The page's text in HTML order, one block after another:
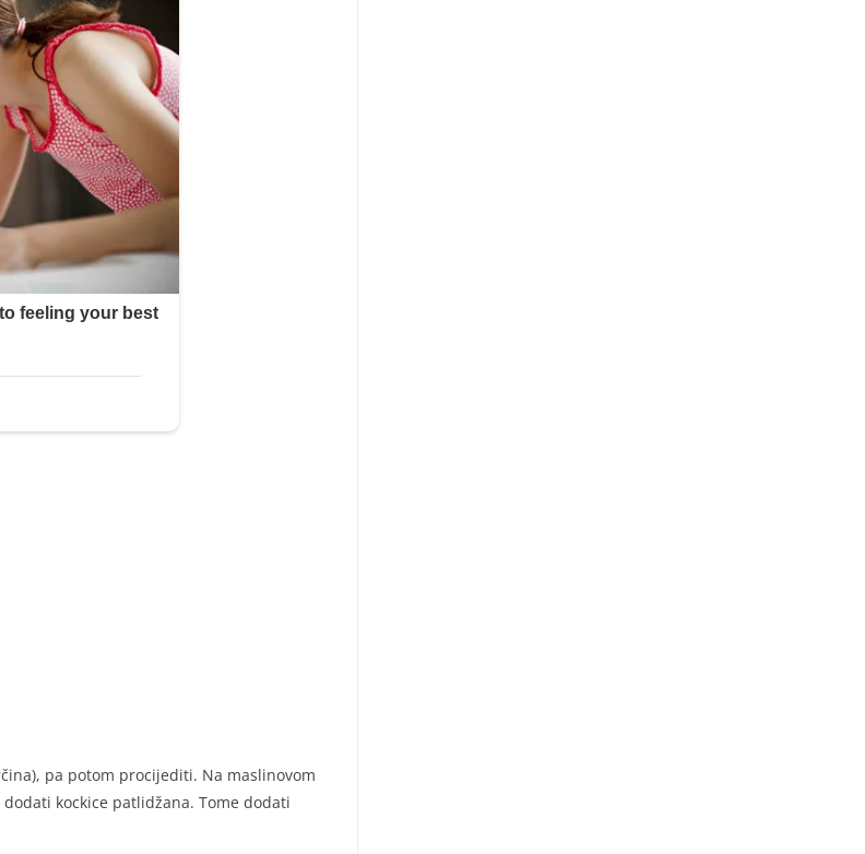
pa potom procijediti. Na maslinovom
kockice patlidžana. Tome dodati